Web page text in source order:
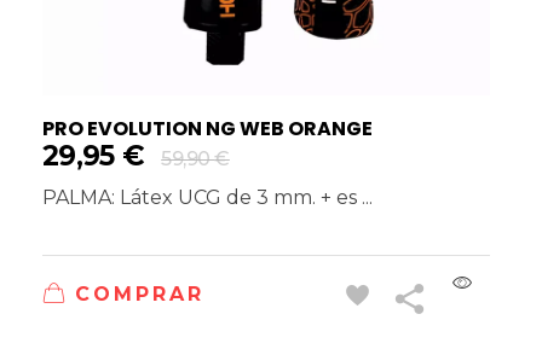
PRO EVOLUTION NG WEB ORANGE
29,95 € 59,90€
PALMA: Látex UCG de 3 mm. + es ...
COMPRAR